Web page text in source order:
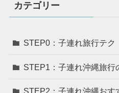
カテゴリー
STEP0：子連れ旅行テク
STEP1：子連れ沖縄旅行
STEP2：子連れ沖縄おす